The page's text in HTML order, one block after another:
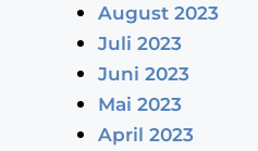
August 2023
Juli 2023
Juni 2023
Mai 2023
April 2023